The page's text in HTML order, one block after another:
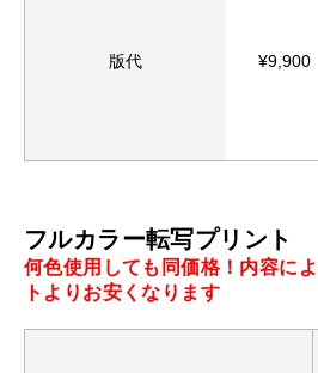
版代 ¥9,900
フルカラー転写プリン
何色使用しても同価格！内容に
トよりお安くなります